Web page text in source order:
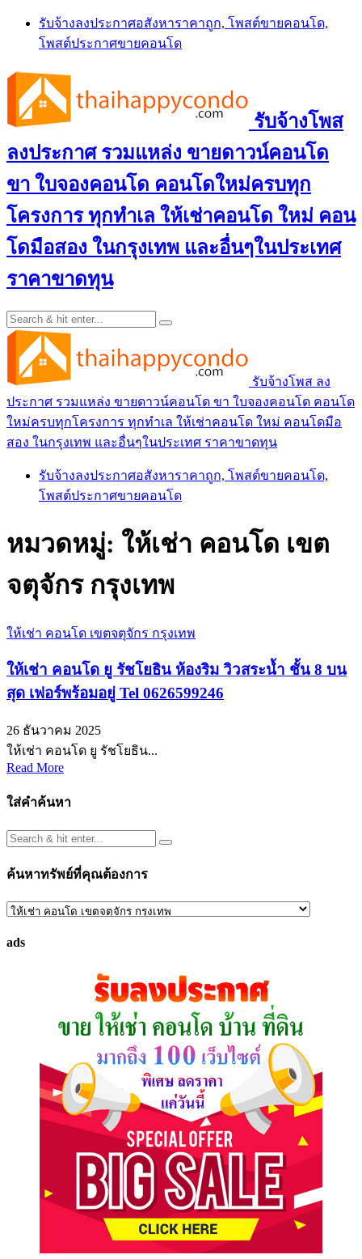
Skip
content
รับจ้างลงประกาศอสังหาราคาถูก, โพสต์ขายคอนโด,
โพสต์ประกาศขายคอนโด
รับจ้างโพส
ลงประกาศ รวมแหล่ง ขายดาวน์คอนโด
ขา ใบจองคอนโด คอนโดใหม่ครบทุก
โครงการ ทุกทำเล ให้เช่าคอนโด ใหม่ คอน
โดมือสอง ในกรุงเทพ และอื่นๆในประเทศ
ราคาขาดทุน
รับจ้างโพส ลง
ประกาศ รวมแหล่ง ขายดาวน์คอนโด ขา ใบจองคอนโด คอนโด
ใหม่ครบทุกโครงการ ทุกทำเล ให้เช่าคอนโด ใหม่ คอนโดมือ
สอง ในกรุงเทพ และอื่นๆในประเทศ ราคาขาดทุน
รับจ้างลงประกาศอสังหาราคาถูก, โพสต์ขายคอนโด,
โพสต์ประกาศขายคอนโด
หมวดหมู่: ให้เช่า คอนโด เขต
จตุจักร กรุงเทพ
ให้เช่า คอนโด เขตจตุจักร กรุงเทพ
ให้เช่า คอนโด ยู รัชโยธิน ห้องริม วิวสระน้ำ ชั้น 8 บน
สุด เฟอร์พร้อมอยู่ Tel 0626599246
26 ธันวาคม 2025
ให้เช่า คอนโด ยู รัชโยธิน...
Read More
ใส่คำค้นหา
ค้นหาทรัพย์ที่คุณต้องการ
ค้นหา
ที่
ads